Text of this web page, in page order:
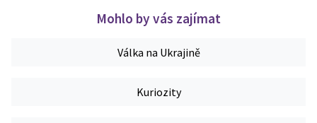
Mohlo by vás zajímat
Válka na Ukrajině
Kuriozity